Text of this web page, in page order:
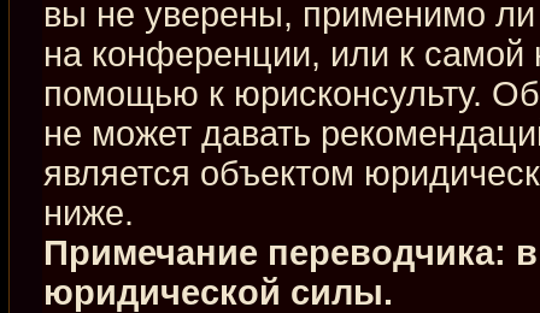
вы не уверены, применимо
на конференции, или к самой
помощью к юрисконсульту.
не может давать
является объектом
ниже.
Примечание переводчика:
юридической силы.